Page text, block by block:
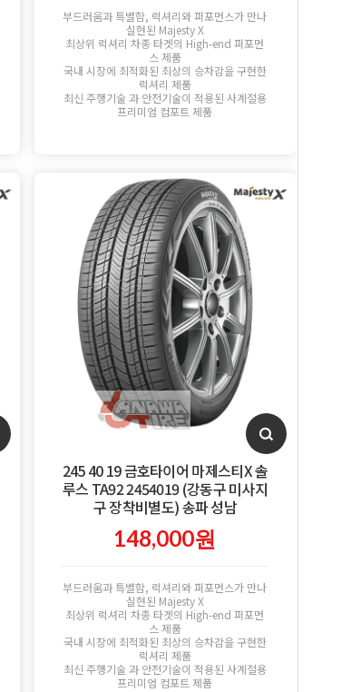
부드러움과 특별함, 럭셔리와 퍼포먼스가 만나
실현된 Majesty X
최상위 럭셔리 차종 타겟의 High-end 퍼포먼
스 제품
국내 시장에 최적화된 최상의 승차감을 구현한
럭셔리 제품
최신 주행기술 과 안전기술이 적용된 사계절용
프리미엄 컴포트 제품
245 40 19 금호타이어 마제스티X 솔
루스 TA92 2454019 (강동구 미사지
구 장착비별도) 송파 성남
148,000원
부드러움과 특별함, 럭셔리와 퍼포먼스가 만나
실현된 Majesty X
최상위 럭셔리 차종 타겟의 High-end 퍼포먼
스 제품
국내 시장에 최적화된 최상의 승차감을 구현한
럭셔리 제품
최신 주행기술 과 안전기술이 적용된 사계절용
프리미엄 컴포트 제품